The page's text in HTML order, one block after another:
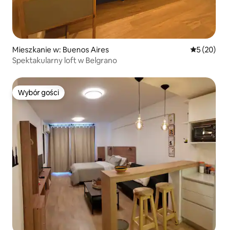
Mieszkanie w: Buenos Aires Średnia
5 (20)
Spektakularny loft w Belgrano
Wybór gości
Wybór gości